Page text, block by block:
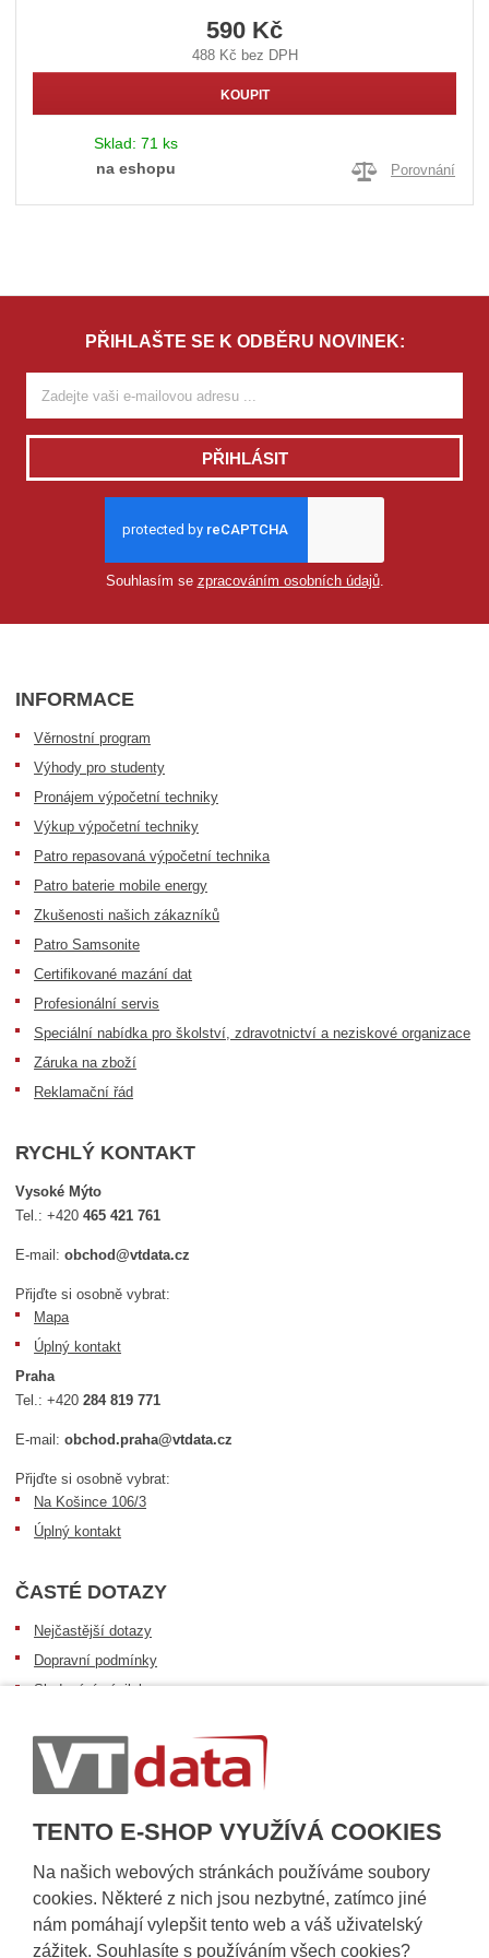
TENTO E-SHOP VYUŽÍVÁ COOKIES
Na našich webových stránkách používáme soubory
cookies. Některé z nich jsou nezbytné, zatímco jiné
nám pomáhají vylepšit tento web a váš uživatelský
zážitek. Souhlasíte s používáním všech cookies?
590 Kč
488 Kč bez DPH
KOUPIT
Sklad: 71 ks
na eshopu
Porovnání
PŘIHLAŠTE SE K ODBĚRU NOVINEK:
PŘIHLÁSIT
Souhlasím se zpracováním osobních údajů.
INFORMACE
Věrnostní program
Výhody pro studenty
Pronájem výpočetní techniky
Výkup výpočetní techniky
Patro repasovaná výpočetní technika
Patro baterie mobile energy
Zkušenosti našich zákazníků
Patro Samsonite
Certifikované mazání dat
Profesionální servis
Speciální nabídka pro školství, zdravotnictví a neziskové organizace
Záruka na zboží
Reklamační řád
RYCHLÝ KONTAKT
Vysoké Mýto
Tel.:+420465 421 761
E-mail:obchod@vtdata.cz
Přijďte si osobně vybrat:
Mapa
Úplný kontakt
Praha
Tel.:+420284 819 771
E-mail:obchod.praha@vtdata.cz
Přijďte si osobně vybrat:
Na Košince 106/3
Úplný kontakt
ČASTÉ DOTAZY
Nejčastější dotazy
Dopravní podmínky
Sledování zásilek
Informace k dostupnosti zboží
Obecné informace